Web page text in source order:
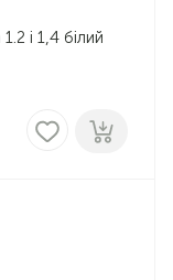
і 1,4 білий